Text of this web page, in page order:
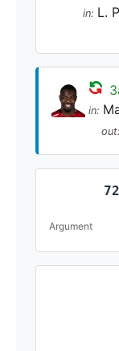
in: L.
in:
out:
Argument